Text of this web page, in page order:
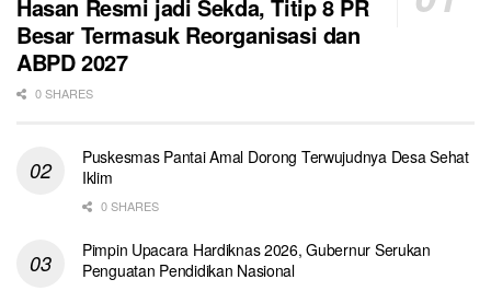
Hasan Resmi jadi Sekda, Titip 8 PR
Besar Termasuk Reorganisasi dan
ABPD 2027
0 SHARES
Puskesmas Pantai Amal Dorong Terwujudnya Desa Sehat
Iklim
0 SHARES
Pimpin Upacara Hardiknas 2026, Gubernur Serukan
Penguatan Pendidikan Nasional